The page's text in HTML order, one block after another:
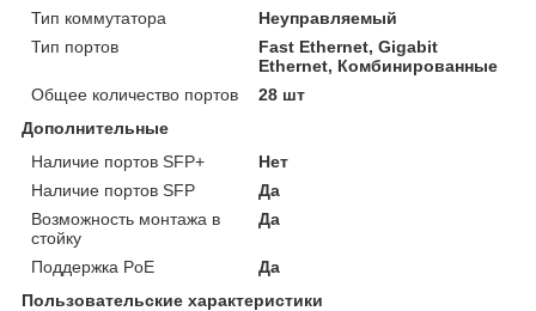
Тип коммутатора
Неуправляемый
Тип портов
Fast Ethernet, Gigabit
Ethernet, Комбинированные
Общее количество портов
28 шт
Дополнительные
Наличие портов SFP+
Нет
Наличие портов SFP
Да
Возможность монтажа в
стойку
Да
Поддержка PoE
Да
Пользовательские характеристики